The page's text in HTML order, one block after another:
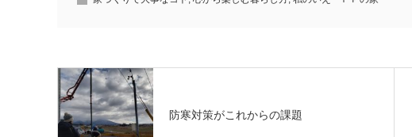
防寒対策がこれからの課題